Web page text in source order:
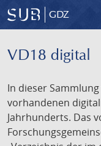
GDZ
VD18 digital
In dieser
vorhandenen
Jahrhunderts. Das